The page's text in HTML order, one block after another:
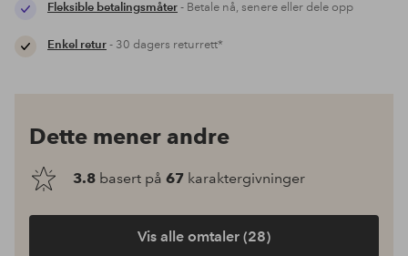
Fleksible betalingsmåter- Betale nå, senere eller dele opp
Enkel retur- 30 dagers returrett*
Dette mener andre
3.8 basert på 67 karaktergivninger
Vis alle omtaler (28)